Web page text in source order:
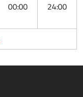
00:00 24:00